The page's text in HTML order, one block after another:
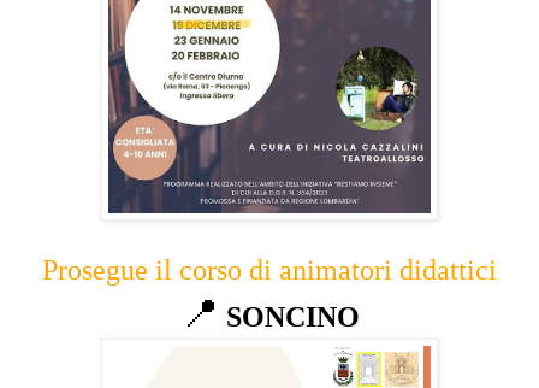
Prosegue il corso di animatori didattici
📍 SONCINO